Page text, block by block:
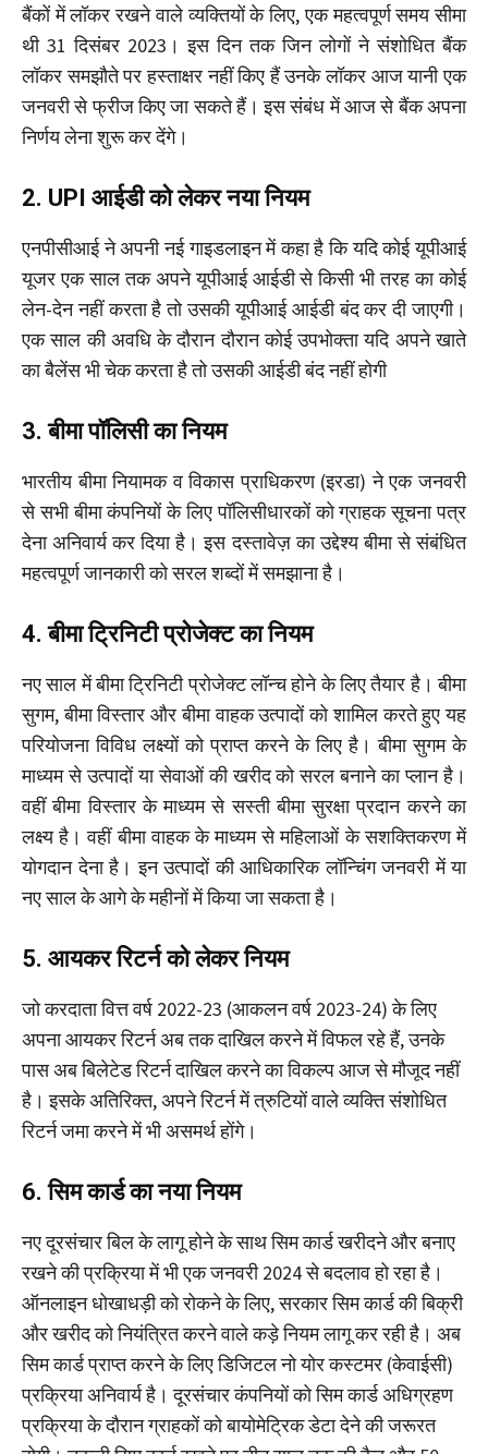
बैंकों में लॉकर रखने वाले व्यक्तियों के लिए, एक महत्वपूर्ण समय सीमा
थी 31 दिसंबर 2023। इस दिन तक जिन लोगों ने संशोधित बैंक
लॉकर समझौते पर हस्ताक्षर नहीं किए हैं उनके लॉकर आज यानी एक
जनवरी से फ्रीज किए जा सकते हैं। इस संंबंध में आज से बैंक अपना
निर्णय लेना शुरू कर देंगे।
2. UPI आईडी को लेकर नया नियम
एनपीसीआई ने अपनी नई गाइडलाइन में कहा है कि यदि कोई यूपीआई
यूजर एक साल तक अपने यूपीआई आईडी से किसी भी तरह का कोई
लेन-देन नहीं करता है तो उसकी यूपीआई आईडी बंद कर दी जाएगी।
एक साल की अवधि के दौरान दौरान कोई उपभोक्ता यदि अपने खाते
का बैलेंस भी चेक करता है तो उसकी आईडी बंद नहीं होगी
3. बीमा पॉलिसी का नियम
भारतीय बीमा नियामक व विकास प्राधिकरण (इरडा) ने एक जनवरी
से सभी बीमा कंपनियों के लिए पॉलिसीधारकों को ग्राहक सूचना पत्र
देना अनिवार्य कर दिया है। इस दस्तावेज़ का उद्देश्य बीमा से संबंधित
महत्वपूर्ण जानकारी को सरल शब्दों में समझाना है।
4. बीमा ट्रिनिटी प्रोजेक्ट का नियम
नए साल में बीमा ट्रिनिटी प्रोजेक्ट लॉन्च होने के लिए तैयार है। बीमा
सुगम, बीमा विस्तार और बीमा वाहक उत्पादों को शामिल करते हुए यह
परियोजना विविध लक्ष्यों को प्राप्त करने के लिए है। बीमा सुगम के
माध्यम से उत्पादों या सेवाओं की खरीद को सरल बनाने का प्लान है।
वहीं बीमा विस्तार के माध्यम से सस्ती बीमा सुरक्षा प्रदान करने का
लक्ष्य है। वहीं बीमा वाहक के माध्यम से महिलाओं के सशक्तिकरण में
योगदान देना है। इन उत्पादों की आधिकारिक लॉन्चिंग जनवरी में या
नए साल के आगे के महीनों में किया जा सकता है।
5. आयकर रिटर्न को लेकर नियम
जो करदाता वित्त वर्ष 2022-23 (आकलन वर्ष 2023-24) के लिए
अपना आयकर रिटर्न अब तक दाखिल करने में विफल रहे हैं, उनके
पास अब बिलेटेड रिटर्न दाखिल करने का विकल्प आज से मौजूद नहीं
है। इसके अतिरिक्त, अपने रिटर्न में त्रुटियों वाले व्यक्ति संशोधित
रिटर्न जमा करने में भी असमर्थ होंगे।
6. सिम कार्ड का नया नियम
नए दूरसंचार बिल के लागू होने के साथ सिम कार्ड खरीदने और बनाए
रखने की प्रक्रिया में भी एक जनवरी 2024 से बदलाव हो रहा है।
ऑनलाइन धोखाधड़ी को रोकने के लिए, सरकार सिम कार्ड की बिक्री
और खरीद को नियंत्रित करने वाले कड़े नियम लागू कर रही है। अब
सिम कार्ड प्राप्त करने के लिए डिजिटल नो योर कस्टमर (केवाईसी)
प्रक्रिया अनिवार्य है। दूरसंचार कंपनियों को सिम कार्ड अधिग्रहण
प्रक्रिया के दौरान ग्राहकों को बायोमेट्रिक डेटा देने की जरूरत